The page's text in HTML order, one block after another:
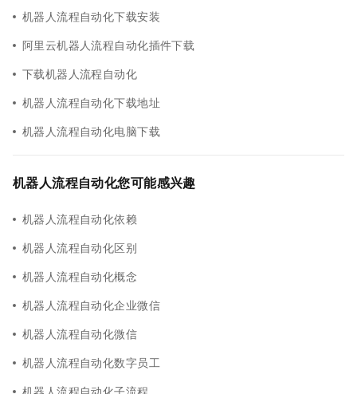
机器人流程自动化下载安装
阿里云机器人流程自动化插件下载
下载机器人流程自动化
机器人流程自动化下载地址
机器人流程自动化电脑下载
机器人流程自动化您可能感兴趣
机器人流程自动化依赖
机器人流程自动化区别
机器人流程自动化概念
机器人流程自动化企业微信
机器人流程自动化微信
机器人流程自动化数字员工
机器人流程自动化子流程